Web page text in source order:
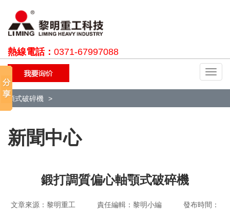
熱線電話： 0371-67997088
切
換
顎式破碎機
新聞中心
鍛打調質偏心軸顎式破碎機
文章來源：黎明重工 責任編輯：黎明小編 發布時間：